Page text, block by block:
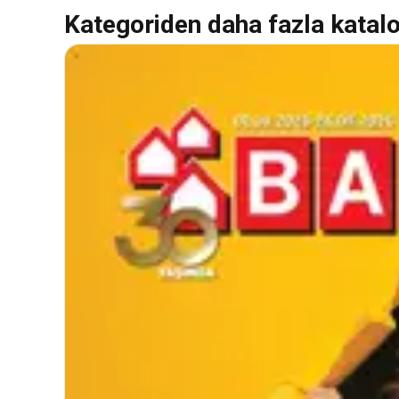
Kategoriden daha fazla